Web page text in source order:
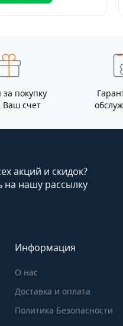
покупку
Ваш счет
акций и скидок?
нашу рассылку
Информация
О нас
Доставка и оплата
Политика Безопасности